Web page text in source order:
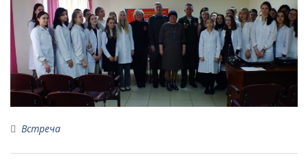
Встреча